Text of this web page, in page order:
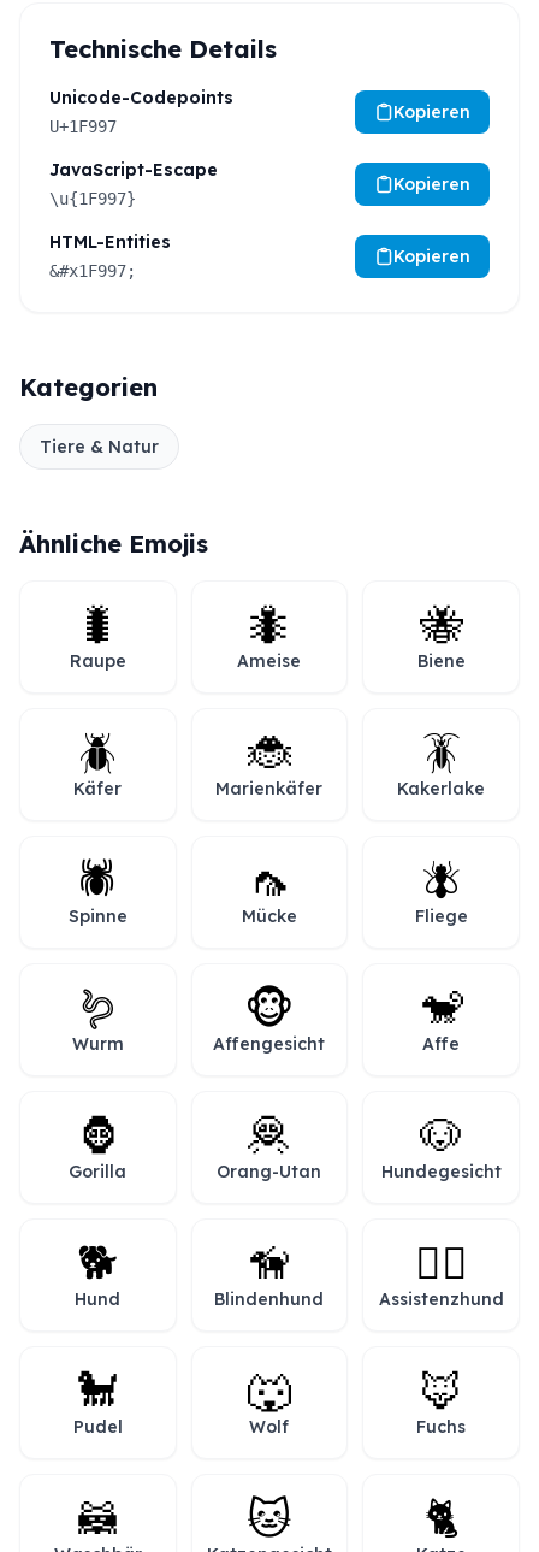
Technische Details
Unicode-Codepoints
U+1F997
Kopieren
JavaScript-Escape
\u{1F997}
Kopieren
HTML-Entities
&#x1F997;
Kopieren
Kategorien
Tiere & Natur
Ähnliche Emojis
🐛
Raupe
🐜
Ameise
🐝
Biene
🪲
Käfer
🐞
Marienkäfer
🪳
Kakerlake
🕷️
Spinne
🦟
Mücke
🪰
Fliege
🪱
Wurm
🐵
Affengesicht
🐒
Affe
🦍
Gorilla
🦧
Orang-Utan
🐶
Hundegesicht
🐕
Hund
🦮
Blindenhund
🐕‍🦺
Assistenzhund
🐩
Pudel
🐺
Wolf
🦊
Fuchs
🦝 🐱 🐈